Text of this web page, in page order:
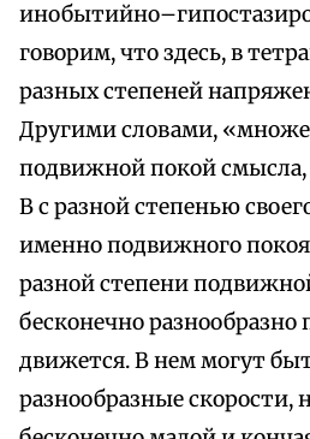
говорим, что здесь, в
разных степеней
Другими словами,
подвижной покой смысла,
В с разной степенью
именно подвижного
разной степени
бесконечно разнообразно
движется. В нем могут
разнообразные скорости,